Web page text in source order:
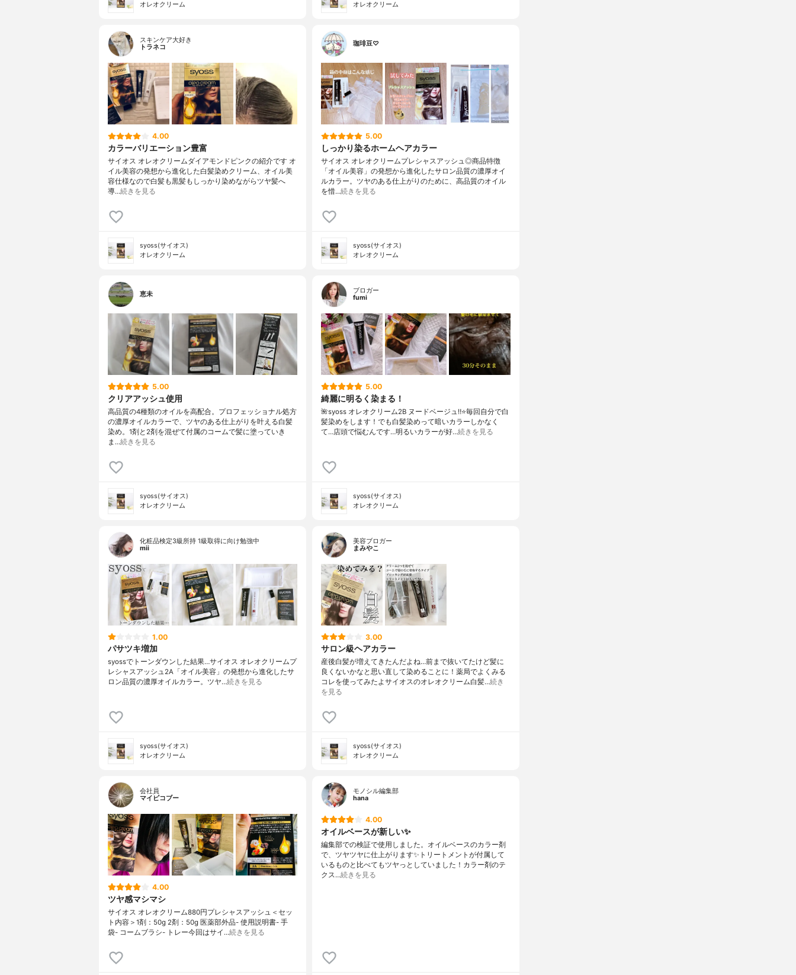
オレオクリーム
オレオクリーム
スキンケア大好き
トラネコ
4.00
カラーバリエーション豊富
サイオス オレオクリームダイアモンドピンクの紹介です オ
イル美容の発想から進化した白髪染めクリーム、オイル美
容仕様なので白髪も黒髪もしっかり染めながらツヤ髪へ
導…続きを見る
syoss(サイオス)
オレオクリーム
珈琲豆♡
5.00
しっかり染るホームヘアカラー
サイオス オレオクリームプレシャスアッシュ◎商品特徴
「オイル美容」の発想から進化したサロン品質の濃厚オイ
ルカラー。ツヤのある仕上がりのために、高品質のオイル
を惜…続きを見る
syoss(サイオス)
オレオクリーム
恵未
5.00
クリアアッシュ使用
高品質の4種類のオイルを高配合。プロフェッショナル処方
の濃厚オイルカラーで、ツヤのある仕上がりを叶える白髪
染め。1剤と2剤を混ぜて付属のコームで髪に塗っていき
ま…続きを見る
syoss(サイオス)
オレオクリーム
ブロガー
fumi
5.00
綺麗に明るく染まる！
🌺syoss オレオクリーム2B ヌードベージュ‼️⭐️毎回自分で白
髪染めをします！でも白髪染めって暗いカラーしかなく
て…店頭で悩むんです…明るいカラーが好…続きを見る
syoss(サイオス)
オレオクリーム
化粧品検定3級所持 1級取得に向け勉強中
mii
1.00
パサツキ増加
syossでトーンダウンした結果…⁡⁡⁡サイオス オレオクリーム⁡プ
レシャスアッシュ2A⁡⁡「オイル美容」の発想から進化したサ
ロン品質の濃厚オイルカラー。⁡ツヤ…続きを見る
syoss(サイオス)
オレオクリーム
美容ブロガー
まみやこ
3.00
サロン級ヘアカラー
産後白髪が増えてきたんだよね…前まで抜いてたけど髪に
良くないかなと思い直して染めることに！⁡⁡薬局でよくみる
コレを使ってみたよ⁡サイオスのオレオクリーム⁡⁡白髪…続き
を見る
syoss(サイオス)
オレオクリーム
会社員
マイピコブー
4.00
ツヤ感マシマシ
サイオス オレオクリーム880円プレシャスアッシュ＜セッ
ト内容＞1剤：50g 2剤：50g 医薬部外品- 使⽤説明書- ⼿
袋- コームブラシ- トレー今回はサイ…続きを見る
モノシル編集部
hana
4.00
オイルベースが新しい✨
編集部での検証で使用しました。オイルベースのカラー剤
で、ツヤツヤに仕上がります✨トリートメントが付属して
いるものと比べてもツヤっとしていました！カラー剤のテ
クス…続きを見る